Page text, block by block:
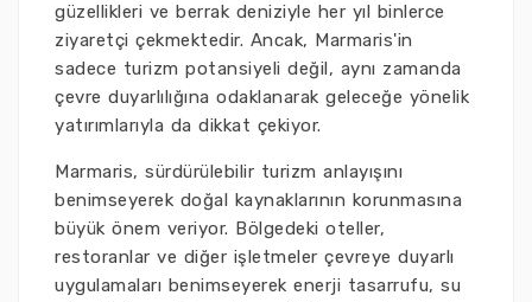
güzellikleri ve berrak deniziyle her yıl binlerce
ziyaretçi çekmektedir. Ancak, Marmaris'in
sadece turizm potansiyeli değil, aynı zamanda
çevre duyarlılığına odaklanarak geleceğe yönelik
yatırımlarıyla da dikkat çekiyor.
Marmaris, sürdürülebilir turizm anlayışını
benimseyerek doğal kaynaklarının korunmasına
büyük önem veriyor. Bölgedeki oteller,
restoranlar ve diğer işletmeler çevreye duyarlı
uygulamaları benimseyerek enerji tasarrufu, su